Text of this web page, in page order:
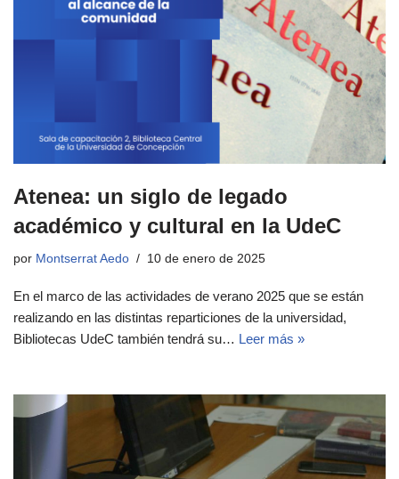
Atenea: un siglo de legado
académico y cultural en la UdeC
por Montserrat Aedo 10 de enero de 2025
En el marco de las actividades de verano 2025 que se están
realizando en las distintas reparticiones de la universidad,
Bibliotecas UdeC también tendrá su… Leer más »